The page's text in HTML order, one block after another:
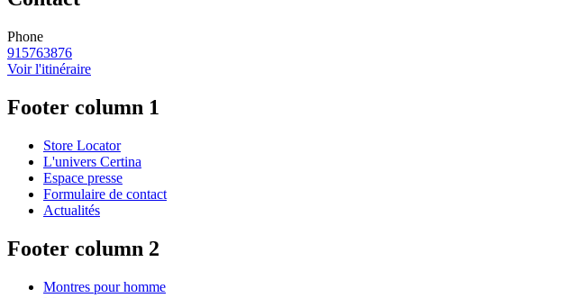
Phone
915763876
Voir l'itinéraire
Footer column 1
Store Locator
L'univers Certina
Espace presse
Formulaire de contact
Actualités
Footer column 2
Montres pour homme